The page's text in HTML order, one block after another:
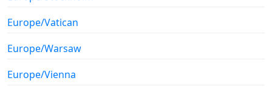
Europe/Vatican
Europe/Warsaw
Europe/Vienna